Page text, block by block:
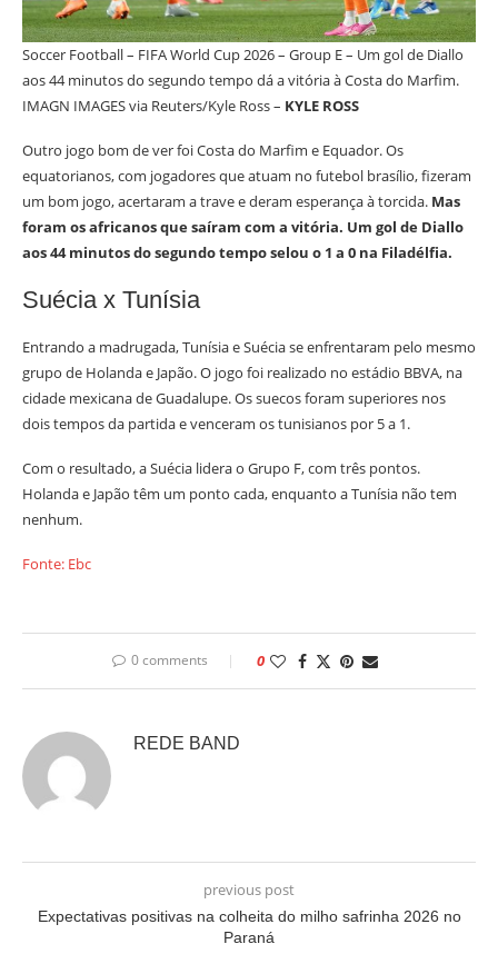
Soccer Football – FIFA World Cup 2026 – Group E – Um gol de Diallo
aos 44 minutos do segundo tempo dá a vitória à Costa do Marfim.
IMAGN IMAGES via Reuters/Kyle Ross – KYLE ROSS
Outro jogo bom de ver foi Costa do Marfim e Equador. Os
equatorianos, com jogadores que atuam no futebol brasílio, fizeram
um bom jogo, acertaram a trave e deram esperança à torcida. Mas
foram os africanos que saíram com a vitória. Um gol de Diallo
aos 44 minutos do segundo tempo selou o 1 a 0 na Filadélfia.
Suécia x Tunísia
Entrando a madrugada, Tunísia e Suécia se enfrentaram pelo mesmo
grupo de Holanda e Japão. O jogo foi realizado no estádio BBVA, na
cidade mexicana de Guadalupe. Os suecos foram superiores nos
dois tempos da partida e venceram os tunisianos por 5 a 1.
Com o resultado, a Suécia lidera o Grupo F, com três pontos.
Holanda e Japão têm um ponto cada, enquanto a Tunísia não tem
nenhum.
Fonte: Ebc
0 comments 0
REDE BAND
previous post
Expectativas positivas na colheita do milho safrinha 2026 no
Paraná